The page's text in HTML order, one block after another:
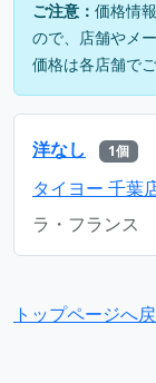
ご注意： 価格情
ので、店舗やメ
価格は各店舗で
洋なし 1個
タイヨー 千葉
ラ・フランス
トップページへ